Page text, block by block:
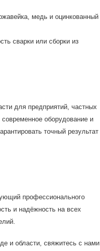
медь и оцинкованный
сварки или сборки из
для предприятий, частных
оборудование и
точный результат
профессионального
и надёжность на всех
и области, свяжитесь с нами